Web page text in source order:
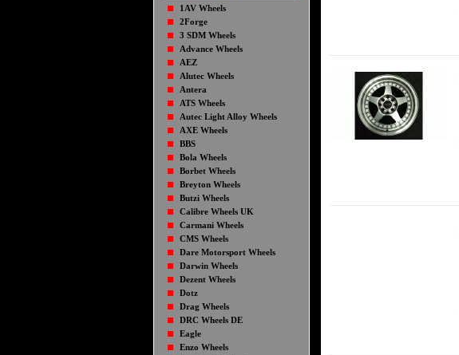
1AV Wheels
2Forge
3 SDM Wheels
Advance Wheels
AEZ
Alutec Wheels
Antera
ATS Wheels
Autec Light Alloy Wheels
AXE Wheels
BBS
Bola Wheels
Borbet Wheels
Breyton Wheels
Butzi Wheels
Calibre Wheels UK
Carmani Wheels
CMS Wheels
Dare Motorsport Wheels
Darwin Wheels
Dezent Wheels
Dotz
Drag Wheels
DRC Wheels DE
Eagle
Enzo Wheels